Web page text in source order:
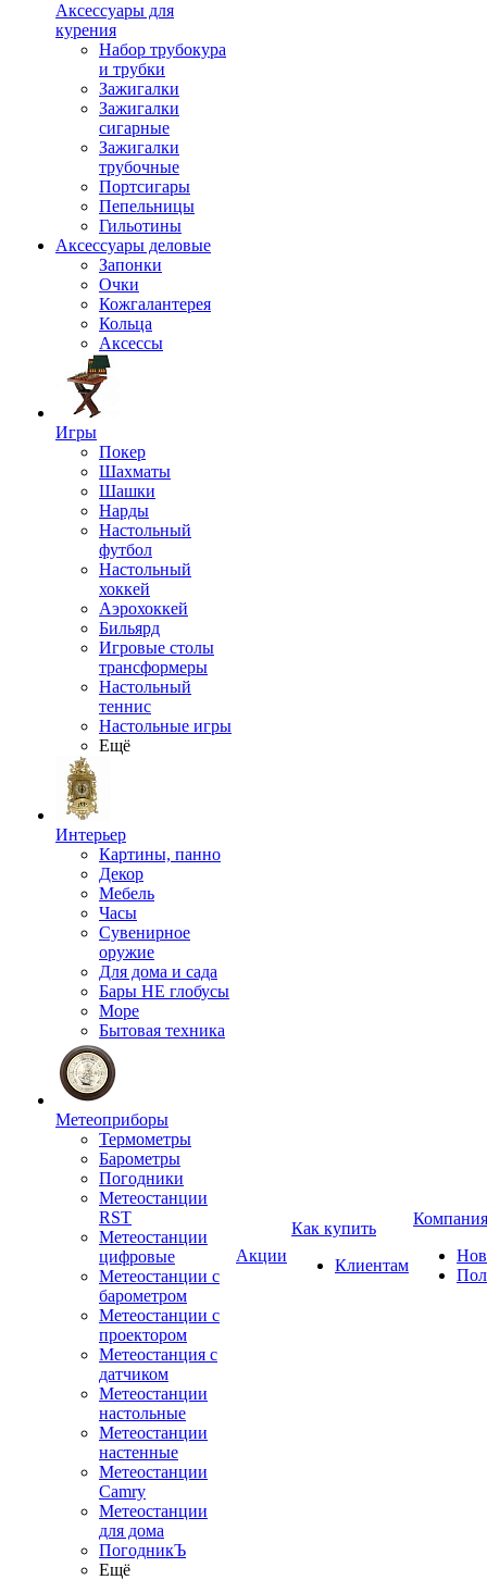
Аксессуары для
курения
Набор трубокура
и трубки
Зажигалки
Зажигалки
сигарные
Зажигалки
трубочные
Портсигары
Пепельницы
Гильотины
Аксессуары деловые
Запонки
Очки
Кожгалантерея
Кольца
Аксессы
Игры
Покер
Шахматы
Шашки
Нарды
Настольный
футбол
Настольный
хоккей
Аэрохоккей
Бильярд
Игровые столы
трансформеры
Настольный
теннис
Настольные игры
Ещё
Интерьер
Картины, панно
Декор
Мебель
Часы
Сувенирное
оружие
Для дома и сада
Бары НЕ глобусы
Море
Бытовая техника
Метеоприборы
Термометры
Барометры
Погодники
Метеостанции
RST
Метеостанции
цифровые
Метеостанции с
барометром
Метеостанции с
проектором
Метеостанция с
датчиком
Метеостанции
настольные
Метеостанции
настенные
Метеостанции
Camry
Метеостанции
для дома
ПогодникЪ
Ещё
Акции
Как купить
Клиентам
Компания